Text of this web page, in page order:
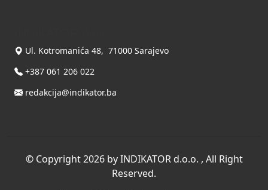
Ul. Kotromanića 48, 71000 Sarajevo
+387 061 206 022
redakcija@indikator.ba
© Copyright 2026 by INDIKATOR d.o.o. , All Right
Reserved.